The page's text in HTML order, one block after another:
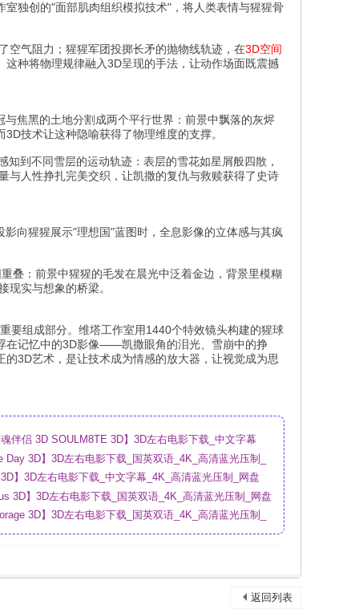
独创的"面部肌肉组织模拟技术"，将人类表情与猩猩骨
空气阻力；猩猩军团投掷长矛的抛物线轨迹，在3D空间
种将物理规律融入3D呈现的手法，让动作场面既震撼
焦黑的土地分割成两个平行世界：前景中飘落的灰烬
技术让这种隐喻获得了物理维度的支撑。
到不同雪层的运动轨迹：表层的雪花如星屑般四散，
与人性挣扎完美交织，让凯撒的复仇与救赎获得了史诗
向猩猩展示"理想国"蓝图时，全息影像的立体感与其疯
叠：前景中猩猩的毛发在晨光中泛着金边，背景里模糊
实与想象的桥梁。
要组成部分。维塔工作室用1440个特效镜头构建的猩球
在记忆中的3D影像——凯撒眼角的泪光、雪崩中的挣
3D艺术，是让技术成为情感的放大器，让视觉成为思
伴侣 3D SOULM8TE 3D】3D左右电影下载_中文字幕
3D】3D左右电影下载_国英双语_4K_高清蓝光压制_
】3D左右电影下载_中文字幕_4K_高清蓝光压制_网盘
3D】3D左右电影下载_国英双语_4K_高清蓝光压制_网盘
3D】3D左右电影下载_国英双语_4K_高清蓝光压制_
返回列表